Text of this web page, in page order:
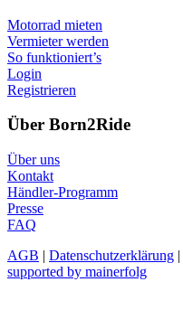
Motorrad mieten
Vermieter werden
So funktioniert’s
Login
Registrieren
Über Born2Ride
Über uns
Kontakt
Händler-Programm
Presse
FAQ
AGB | Datenschutzerklärung |
supported by mainerfolg